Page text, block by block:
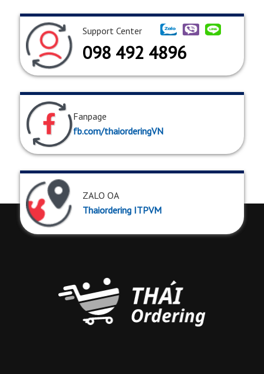
Support Center
098 492 4896
Fanpage
fb.com/thaiorderingVN
ZALO OA
Thaiordering ITPVM